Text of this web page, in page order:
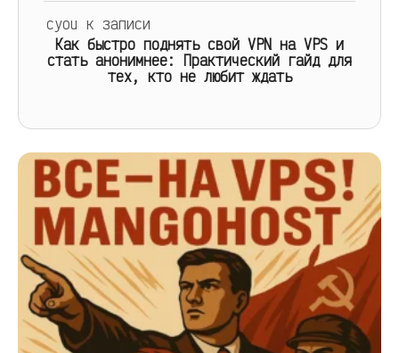
cyou к записи
Как быстро поднять свой VPN на VPS и
стать анонимнее: Практический гайд для
тех, кто не любит ждать